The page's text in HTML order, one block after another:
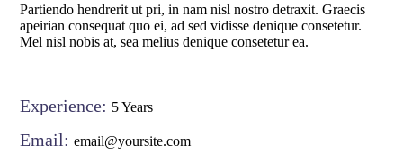
Partiendo hendrerit ut pri, in nam nisl nostro detraxit. Graecis
apeirian consequat quo ei, ad sed vidisse denique consetetur.
Mel nisl nobis at, sea melius denique consetetur ea.
Experience: 5 Years
Email: email@yoursite.com